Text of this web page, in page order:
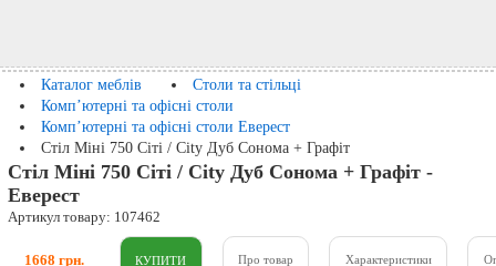
Каталог меблів
Столи та стільці
Комп’ютерні та офісні столи
Комп’ютерні та офісні столи Еверест
Стіл Міні 750 Сіті / City Дуб Сонома + Графіт
Стіл Міні 750 Сіті / City Дуб Сонома + Графіт -
Еверест
Артикул товару: 107462
1668 грн. Про товар Характеристики